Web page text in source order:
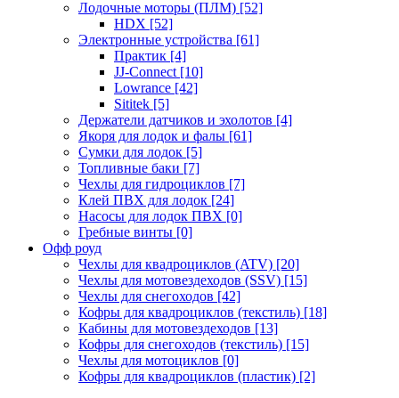
Лодочные моторы (ПЛМ) [52]
HDX [52]
Электронные устройства [61]
Практик [4]
JJ-Connect [10]
Lowrance [42]
Sititek [5]
Держатели датчиков и эхолотов [4]
Якоря для лодок и фалы [61]
Сумки для лодок [5]
Топливные баки [7]
Чехлы для гидроциклов [7]
Клей ПВХ для лодок [24]
Насосы для лодок ПВХ [0]
Гребные винты [0]
Офф роуд
Чехлы для квадроциклов (ATV) [20]
Чехлы для мотовездеходов (SSV) [15]
Чехлы для снегоходов [42]
Кофры для квадроциклов (текстиль) [18]
Кабины для мотовездеходов [13]
Кофры для снегоходов (текстиль) [15]
Чехлы для мотоциклов [0]
Кофры для квадроциклов (пластик) [2]